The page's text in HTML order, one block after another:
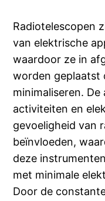
Radiotelescopen
van elektrische
waardoor ze in
worden
minimaliseren.
activiteiten en
gevoeligheid van
beïnvloeden,
deze
met minimale
Door de